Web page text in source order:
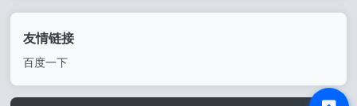
友情链接
百度一下